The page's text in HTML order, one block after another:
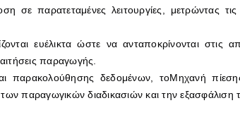
σε παρατεταμένες λειτουργίες, μετρώντας
ευέλικτα ώστε να ανταποκρίνονται στις
παραγωγής.
παρακολούθησης δεδομένων, τοΜηχανή
παραγωγικών διαδικασιών και την εξασφάλιση